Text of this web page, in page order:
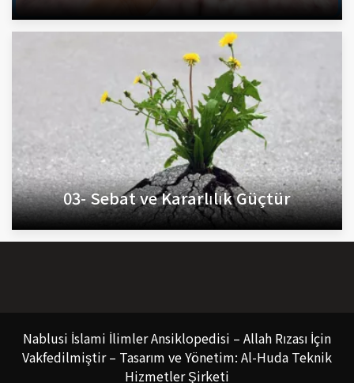
03- Sebat ve Kararlılık Güçtür
Nablusi İslami İlimler Ansiklopedisi – Allah Rızası İçin
Vakfedilmiştir – Tasarım ve Yönetim: Al-Huda Teknik
Hizmetler Şirketi